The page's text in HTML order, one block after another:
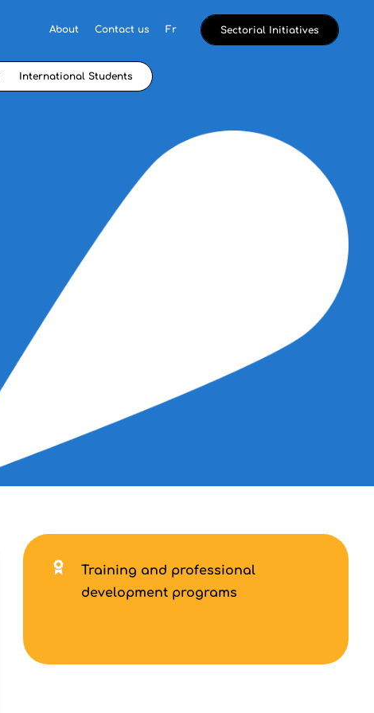
About Contact us Fr Sectorial Initiatives
International Students
Training and professional
development programs